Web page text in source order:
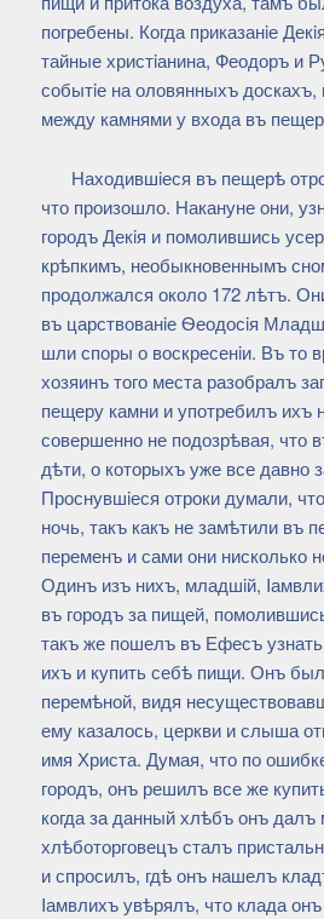
погребены. Когда приказанiе
тайные христiанина, Феодоръ и
событiе на оловянныхъ доскахъ,
между камнями у входа въ
Находившiеся въ пещерѣ
что произошло. Накануне они,
городъ Декiя и помолившись
крѣпкимъ, необыкновеннымъ
продолжался около 172 лѣтъ.
въ царствованiе Ѳеодосiя
шли споры о воскресенiи. Въ то
хозяинъ того места разобралъ
пещеру камни и употребилъ ихъ
совершенно не подозрѣвая, что
дѣти, о которыхъ уже все давно
Проснувшiеся отроки думали,
ночь, такъ какъ не замѣтили въ
переменъ и сами они нисколько
Одинъ изъ нихъ, младшiй,
въ городъ за пищей,
такъ же пошелъ въ Ефесъ
ихъ и купить себѣ пищи. Онъ
перемѣной, видя
ему казалось, церкви и слыша
имя Христа. Думая, что по
городъ, онъ решилъ все же
когда за данный хлѣбъ онъ далъ
хлѣботорговецъ сталъ
и спросилъ, гдѣ онъ нашелъ
Iамвлихъ увѣрялъ, что клада